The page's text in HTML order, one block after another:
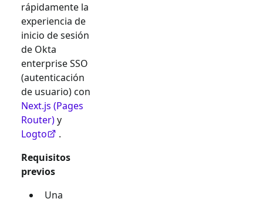
rápidamente la
experiencia de
inicio de sesión
de Okta
enterprise SSO
(autenticación
de usuario) con
Next.js (Pages
Router)y
Logto
.
Requisitos
previos
Una